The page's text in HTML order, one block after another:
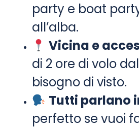
party e boat
all’alba.
Vicina e
di 2 ore di volo
bisogno di visto.
Tutti parlano
perfetto se vuoi